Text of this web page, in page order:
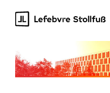
springen